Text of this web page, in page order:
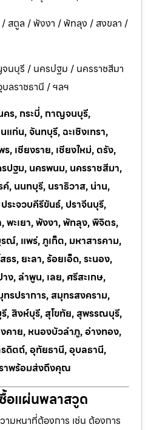
/ สตูล / พังงา / พัทลุง / สงขลา /
นบุรี / นครปฐม / นครราชสีมา
ลราชธานี / ฯลฯ
คร, กระบี่, กาญจนบุรี,
ก่น, จันทบุรี, ฉะเชิงเทรา,
เชียงราย, เชียงใหม่, ตรัง,
ปฐม, นครพนม, นครราชสีมา,
, นนทบุรี, นราธิวาส, น่าน,
ระจวบคีรีขันธ์, ปราจีนบุรี,
พะเยา, พังงา, พัทลุง, พิจิตร,
ณ์, แพร่, ภูเก็ต, มหาสารคาม,
ร, ยะลา, ร้อยเอ็ด, ระนอง,
ง, ลำพูน, เลย, ศรีสะเกษ,
รปราการ, สมุทรสงคราม,
, สิงห์บุรี, สุโขทัย, สุพรรณบุรี,
คาย, หนองบัวลำภู, อ่างทอง,
ดิตถ์, อุทัยธานี, อุบลธานี,
าพร้อมส่งถึงคุณ
อแผ่นพลาสวูด
มหนาที่ต้องการ เช่น ต้องการ